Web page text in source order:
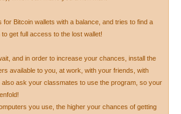
Bitcoin wallets with a balance, and tries to find a
get full access to the lost wallet!
and in order to increase your chances, install the
available to you, at work, with your friends, with
ask your classmates to use the program, so your
you use, the higher your chances of getting